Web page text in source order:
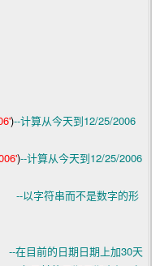
')--计算从今天到12/25/2006
')--计算从今天到12/25/2006
--以字符串而不是数字的形
--在目前的日期日期上加30天